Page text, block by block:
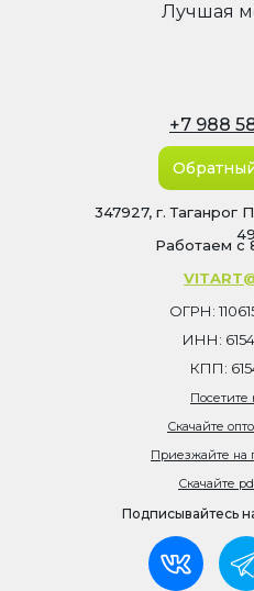
Работаем с
347927, г. Таганрог
49
+7 988
Лучшая
Подписывайтесь
Посетите
Скачайте
Приезжайте на
Скачайте
КПП:
ИНН:
ОГРН: